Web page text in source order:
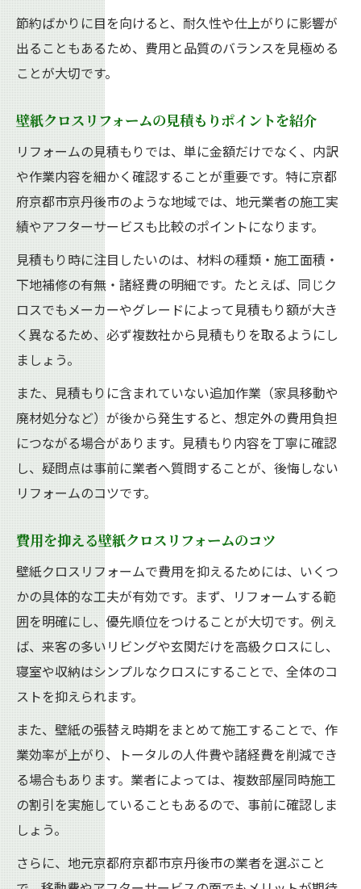
節約ばかりに目を向けると、耐久性や仕上がりに影響が
出ることもあるため、費用と品質のバランスを見極める
ことが大切です。
壁紙クロスリフォームの見積もりポイントを紹介
リフォームの見積もりでは、単に金額だけでなく、内訳
や作業内容を細かく確認することが重要です。特に京都
府京都市京丹後市のような地域では、地元業者の施工実
績やアフターサービスも比較のポイントになります。
見積もり時に注目したいのは、材料の種類・施工面積・
下地補修の有無・諸経費の明細です。たとえば、同じク
ロスでもメーカーやグレードによって見積もり額が大き
く異なるため、必ず複数社から見積もりを取るようにし
ましょう。
また、見積もりに含まれていない追加作業（家具移動や
廃材処分など）が後から発生すると、想定外の費用負担
につながる場合があります。見積もり内容を丁寧に確認
し、疑問点は事前に業者へ質問することが、後悔しない
リフォームのコツです。
費用を抑える壁紙クロスリフォームのコツ
壁紙クロスリフォームで費用を抑えるためには、いくつ
かの具体的な工夫が有効です。まず、リフォームする範
囲を明確にし、優先順位をつけることが大切です。例え
ば、来客の多いリビングや玄関だけを高級クロスにし、
寝室や収納はシンプルなクロスにすることで、全体のコ
ストを抑えられます。
また、壁紙の張替え時期をまとめて施工することで、作
業効率が上がり、トータルの人件費や諸経費を削減でき
る場合もあります。業者によっては、複数部屋同時施工
の割引を実施していることもあるので、事前に確認しま
しょう。
さらに、地元京都府京都市京丹後市の業者を選ぶこと